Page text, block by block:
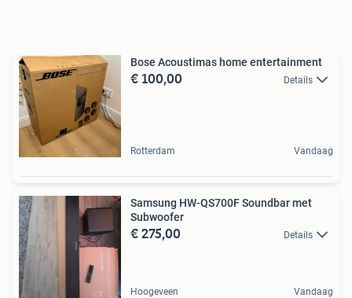
Bose Acoustimas home entertainment
€ 100,00 Details
Rotterdam Vandaag
Samsung HW-QS700F Soundbar met
Subwoofer
€ 275,00 Details
Hoogeveen Vandaag